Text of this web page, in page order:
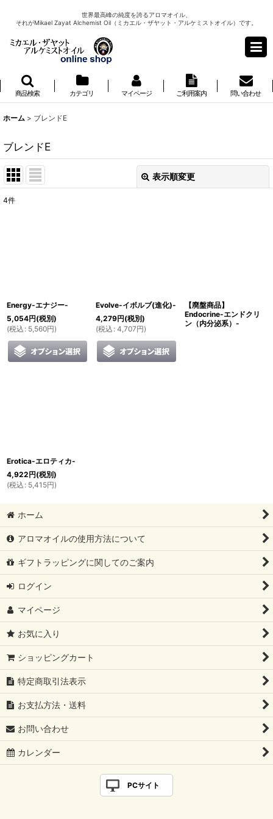
世界最高峰の純度を誇るアロマオイル、
それがMikael Zayat Alchemist Oil（ミカエル・ザヤット・アルケミストオイル）です。
商品検索 カテゴリ マイページ ご利用案内 問い合わせ
ホーム > ブレンドE
ブレンドE
表示順変更
4件
Energy-エナジー-
5,054円(税別)
(税込 : 5,560円)
Evolve-イボルブ(進化)-
4,279円(税別)
(税込 : 4,707円)
【廃盤商品】
Endocrine-エンドクリ
ン（内分泌系）-
Erotica-エロティカ-
4,922円(税別)
(税込 : 5,415円)
ホーム
アロマオイルの使用方法について
ギフトラッピングに関してのご案内
ログイン
マイページ
お気に入り
ショッピングカート
特定商取引法表示
お支払方法・送料
お問い合わせ
カレンダー
PCサイト